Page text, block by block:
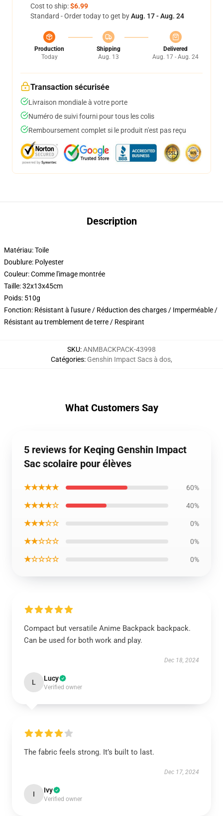
Cost to ship:$6.99
Standard - Order today to get byAug. 17 - Aug. 24
Production
Today
Shipping
Aug. 13
Delivered
Aug. 17 - Aug. 24
Transaction sécurisée
Livraison mondiale à votre porte
Numéro de suivi fourni pour tous les colis
Remboursement complet si le produit n'est pas reçu
Description
Matériau: Toile
Doublure: Polyester
Couleur: Comme l'image montrée
Taille: 32x13x45cm
Poids: 510g
Fonction: Résistant à l'usure / Réduction des charges / Imperméable /
Résistant au tremblement de terre / Respirant
SKU:ANMBACKPACK-43998
Catégories: Genshin Impact Sacs à dos,
What Customers Say
5 reviews for Keqing Genshin Impact
Sac scolaire pour élèves
★★★★★ 60%
★★★★☆ 40%
★★★☆☆ 0%
★★☆☆☆ 0%
★☆☆☆☆ 0%
Compact but versatile Anime Backpack backpack.
Can be used for both work and play.
Dec 18, 2024
L Lucy
Verified owner
The fabric feels strong. It’s built to last.
Dec 17, 2024
I Ivy
Verified owner